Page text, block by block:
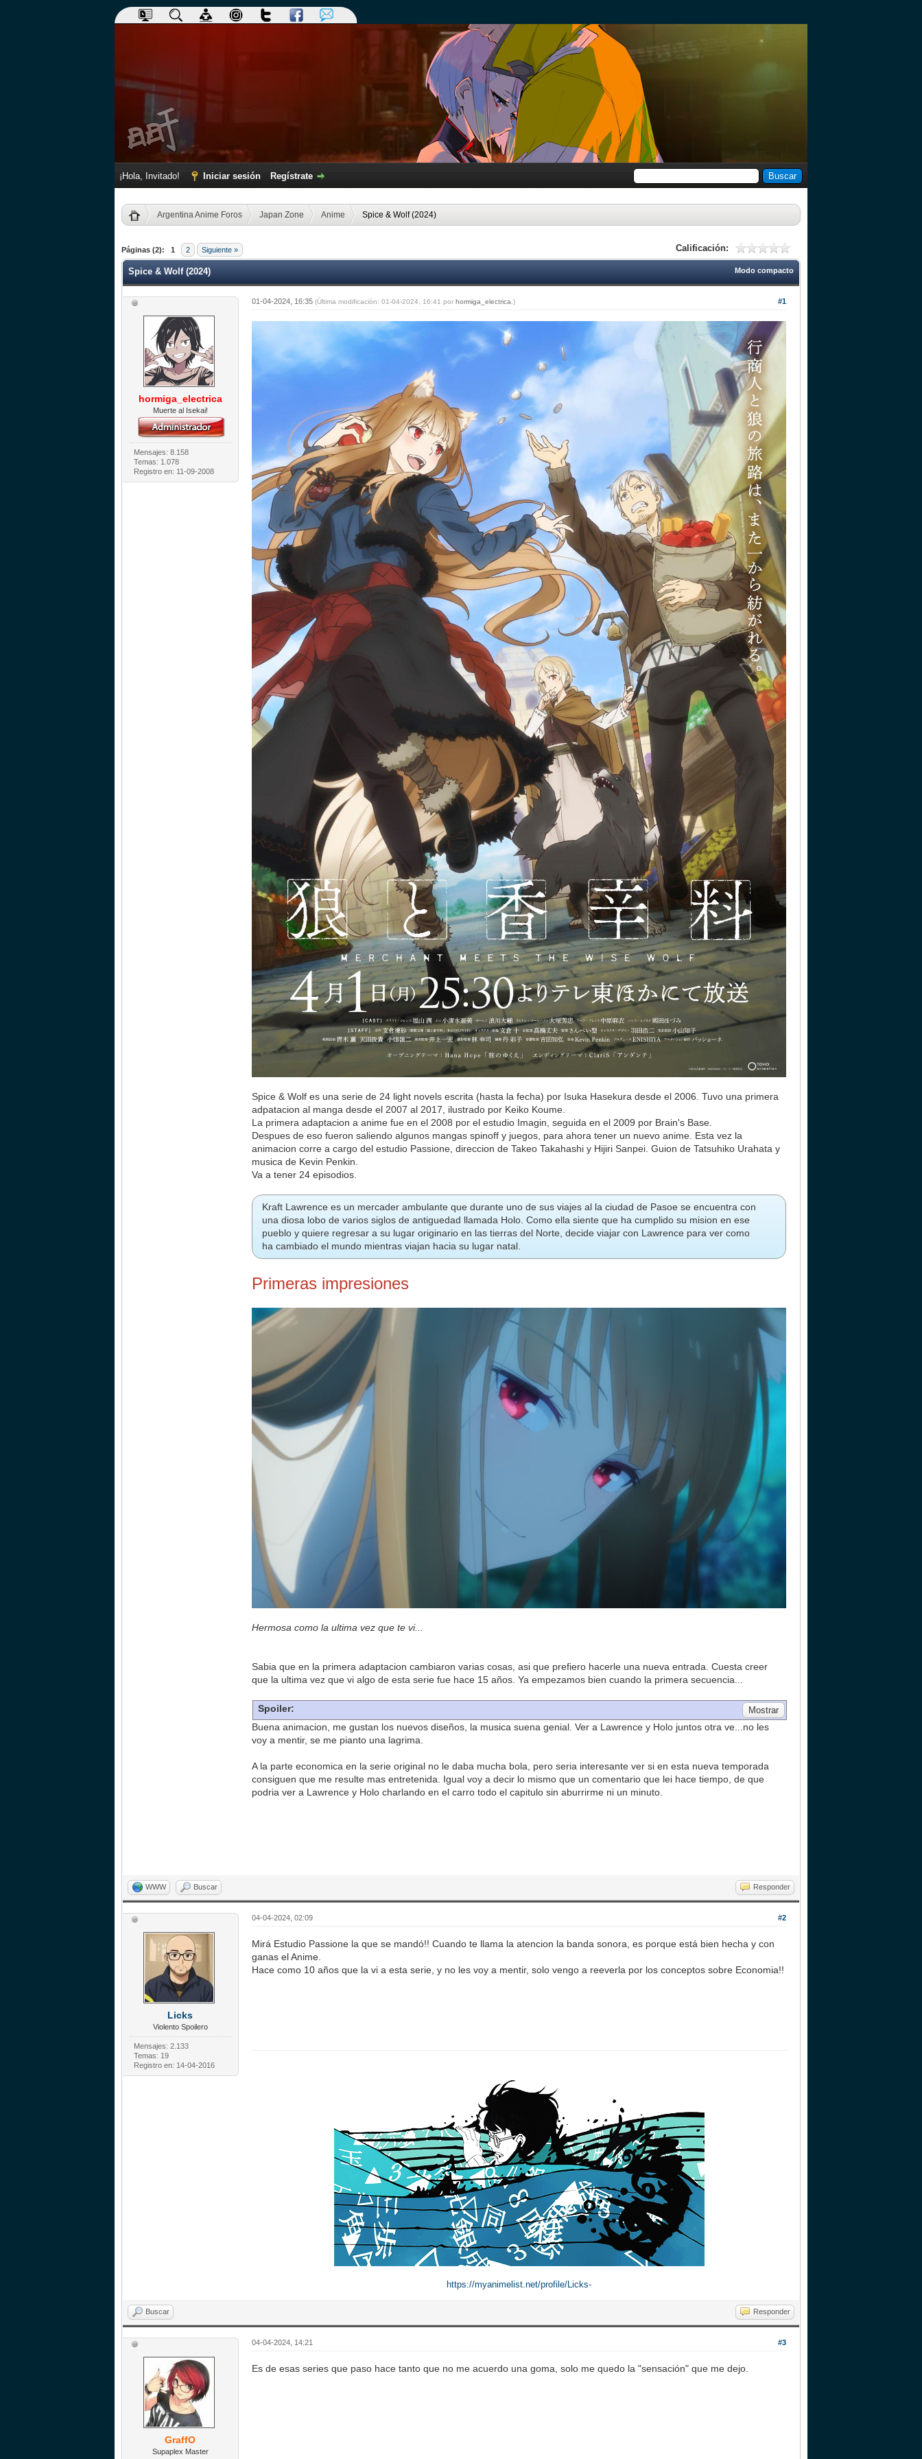
¡Hola, Invitado! Iniciar sesión Regístrate
Argentina Anime Foros Japan Zone Anime Spice & Wolf (2024)
Páginas (2): 1 2 Siguiente » Calificación:
0 voto(s) - 0 Media
Modo compacto
Spice & Wolf (2024)
hormiga_electrica
Muerte al Isekai!
Mensajes: 8.158
Temas: 1.078
Registro en: 11-09-2008
#1
01-04-2024, 16:35(Última modificación: 01-04-2024, 16:41 porhormiga_electrica .)
Spice & Wolf es una serie de 24 light novels escrita (hasta la fecha) por Isuka Hasekura desde el 2006. Tuvo una primera
adpatacion al manga desde el 2007 al 2017, ilustrado por Keiko Koume.
La primera adaptacion a anime fue en el 2008 por el estudio Imagin, seguida en el 2009 por Brain's Base.
Despues de eso fueron saliendo algunos mangas spinoff y juegos, para ahora tener un nuevo anime. Esta vez la
animacion corre a cargo del estudio Passione, direccion de Takeo Takahashi y Hijiri Sanpei. Guion de Tatsuhiko Urahata y
musica de Kevin Penkin.
Va a tener 24 episodios.
Kraft Lawrence es un mercader ambulante que durante uno de sus viajes al la ciudad de Pasoe se encuentra con
una diosa lobo de varios siglos de antiguedad llamada Holo. Como ella siente que ha cumplido su mision en ese
pueblo y quiere regresar a su lugar originario en las tierras del Norte, decide viajar con Lawrence para ver como
ha cambiado el mundo mientras viajan hacia su lugar natal.
Primeras impresiones
Hermosa como la ultima vez que te vi...
Sabia que en la primera adaptacion cambiaron varias cosas, asi que prefiero hacerle una nueva entrada. Cuesta creer
que la ultima vez que vi algo de esta serie fue hace 15 años. Ya empezamos bien cuando la primera secuencia...
Spoiler:
Buena animacion, me gustan los nuevos diseños, la musica suena genial. Ver a Lawrence y Holo juntos otra ve...no les
voy a mentir, se me pianto una lagrima.
A la parte economica en la serie original no le daba mucha bola, pero seria interesante ver si en esta nueva temporada
consiguen que me resulte mas entretenida. Igual voy a decir lo mismo que un comentario que lei hace tiempo, de que
podria ver a Lawrence y Holo charlando en el carro todo el capitulo sin aburrirme ni un minuto.
WWW Buscar Responder
Licks
Violento Spoilero
Mensajes: 2.133
Temas: 19
Registro en: 14-04-2016
#2
04-04-2024, 02:09
Mirá Estudio Passione la que se mandó!! Cuando te llama la atencion la banda sonora, es porque está bien hecha y con
ganas el Anime.
Hace como 10 años que la vi a esta serie, y no les voy a mentir, solo vengo a reeverla por los conceptos sobre Economia!!
https://myanimelist.net/profile/Licks-
Buscar Responder
GraffO
Supaplex Master
#3
04-04-2024, 14:21
Es de esas series que paso hace tanto que no me acuerdo una goma, solo me quedo la "sensación" que me dejo.